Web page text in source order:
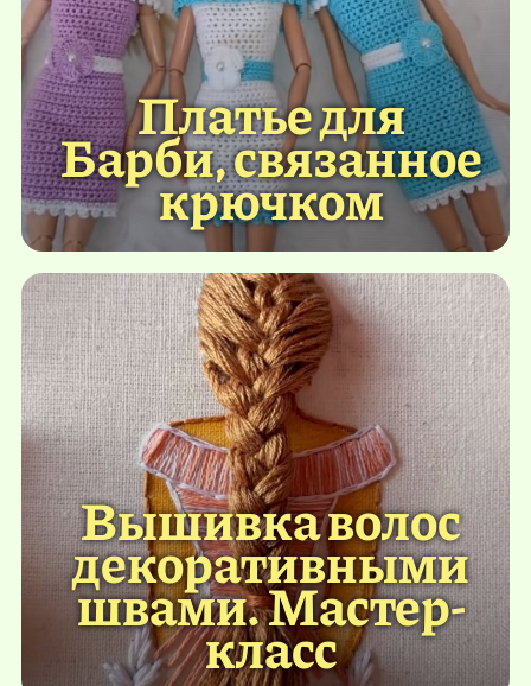
Платье для
Барби, связанное
крючком
Вышивка волос
декоративными
швами. Мастер-
класс